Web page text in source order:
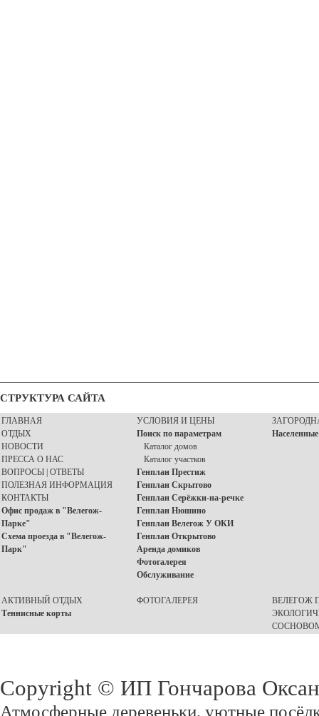
СТРУКТУРА САЙТА
ГЛАВНАЯ
ОТДЫХ
НОВОСТИ
ПРЕССА О НАС
ВОПРОСЫ | ОТВЕТЫ
ПОЛЕЗНАЯ ИНФОРМАЦИЯ
КОНТАКТЫ
Офис продаж в "Велегож-
Парке"
Схема проезда в "Велегож-
Парк"
УСЛОВИЯ И ЦЕНЫ
Поиск по параметрам
Каталог домов
Каталог участков
Генплан Престиж
Генплан Скрытово
Генплан Серёжки-на-речке
Генплан Нюшино
Генплан Велегож У ОКИ
Генплан Открытово
Аренда домиков
Фотогалерея
Обслуживание
АКТИВНЫЙ ОТДЫХ
Теннисные корты
ФОТОГАЛЕРЕЯ
ВЕЛЕГОЖ
Copyright © ИП Гончарова
Атмосферные деревеньки, уютные